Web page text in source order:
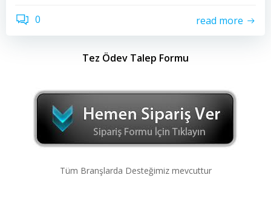
0 read more
Tez Ödev Talep Formu
Tüm Branşlarda Desteğimiz mevcuttur